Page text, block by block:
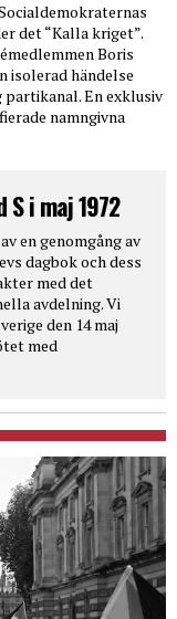
det “Kalla kriget”.
Boris
isolerad händelse
En exklusiv
namngivna
i maj 1972
en genomgång av
dagbok och dess
med det
avdelning. Vi
den 14 maj
med